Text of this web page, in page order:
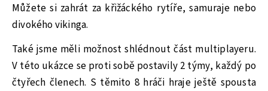
Můžete si zahrát za křižáckého rytíře, samuraje nebo
divokého vikinga.
Také jsme měli možnost shlédnout část multiplayeru.
V této ukázce se proti sobě postavily 2 týmy, každý po
čtyřech členech. S těmito 8 hráči hraje ještě spousta